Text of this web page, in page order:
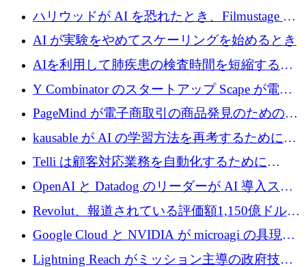
スクフォースが発足
ハリウッドが AI を恐れたとき、Filmustage は
代わりにプリプロダクションに賭けました
AI が実験をやめてスケーリングを始めるとき
AIを利用して肺疾患の検査時間を短縮する英
国のヘルステック挑戦者が1900万ドルを獲得
Y Combinator のスタートアップ Scape が電子
メールを再考するために 320 万ドルを調達し
てステルスから浮上
PageMind が電子商取引の商品発見のための
AI を拡張するために 120 万ユーロを調達
kausable が AI の学習方法を再考するために
1,200 万ユーロを調達
Telli は顧客対応業務を自動化するために
1,500 万ドルのシードを確保
OpenAI と Datadog のリーダーが AI 導入スタ
ートアップ Arrakis を支援
Revolut、報道されている評価額1,150億ドルで
の新たな二次株式売却を確認
Google Cloud と NVIDIA が microagi の具現化
された AI の野望を推進
Lightning Reach がミッション主導の政府技術